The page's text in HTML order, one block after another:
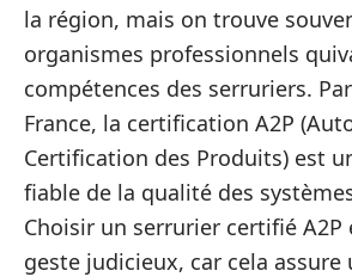
la région, mais on trouve
organismes professionnels
compétences des serruriers.
France, la certification A2P
Certification des Produits) est
fiable de la qualité des
Choisir un serrurier certifié A2P
geste judicieux, car cela assure